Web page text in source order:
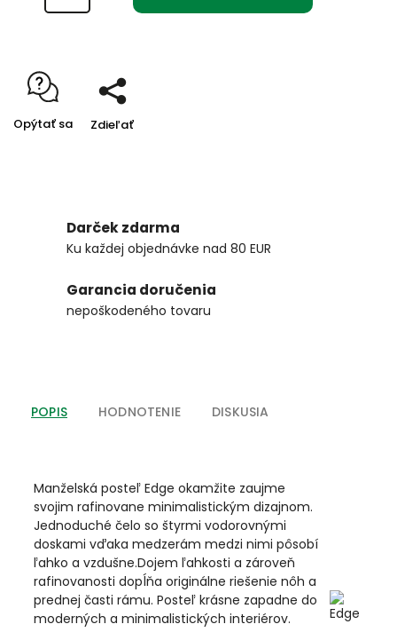
Opýtať sa Zdieľať
Darček zdarma
Ku každej objednávke nad 80 EUR
Garancia doručenia
nepoškodeného tovaru
POPIS HODNOTENIE DISKUSIA
Manželská posteľ Edge okamžite zaujme
svojim rafinovane minimalistickým dizajnom.
Jednoduché čelo so štyrmi vodorovnými
doskami vďaka medzerám medzi nimi pôsobí
ľahko a vzdušne.Dojem ľahkosti a zároveň
rafinovanosti dopĺňa originálne riešenie nôh a
prednej časti rámu. Posteľ krásne zapadne do
moderných a minimalistických interiérov.